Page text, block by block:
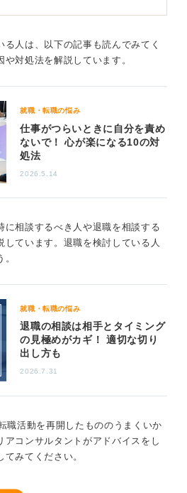
ましょう。
ある！ 根本的な問題は周囲に
「覚えるべき業務が多くて大
成長痛であれば、慣れと共に解
です。
わない」「会社の価値観にどう
いった根源的な問題であれば、
ょう。
人は、以下の記事も読んでみてく
対処法を解説しています。
就職・転職の悩み
仕事がつらいときに自分を責め
ないで！ 心が楽になる10の対
処法
2026.5.14
に相談するべき人や退職を相談する
しています。退職を検討している人
就職・転職の悩み
退職の相談は相手とタイミング
の見極めがカギ！ 適切な切り
出し方も
2026.7.31
職活動を再開したもののうまくいか
アコンサルタントがアドバイスをし
みてください。